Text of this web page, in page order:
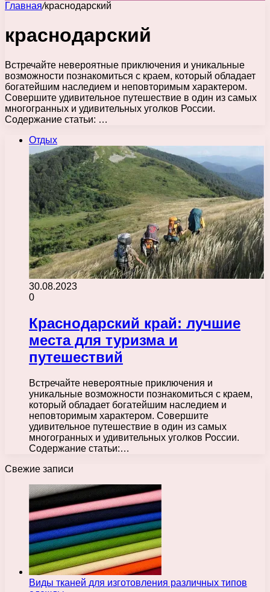
Главная/краснодарский
краснодарский
Встречайте невероятные приключения и уникальные
возможности познакомиться с краем, который обладает
богатейшим наследием и неповторимым характером.
Совершите удивительное путешествие в один из самых
многогранных и удивительных уголков России.
Содержание статьи: …
Отдых
30.08.2023
0
Краснодарский край: лучшие
места для туризма и
путешествий
Встречайте невероятные приключения и
уникальные возможности познакомиться с краем,
который обладает богатейшим наследием и
неповторимым характером. Совершите
удивительное путешествие в один из самых
многогранных и удивительных уголков России.
Содержание статьи:…
Свежие записи
Виды тканей для изготовления различных типов